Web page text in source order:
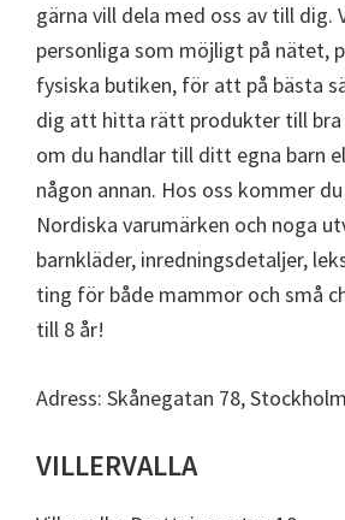
gärna vill dela med oss av till dig.
personliga som möjligt på nätet,
fysiska butiken, för att på bästa
dig att hitta rätt produkter till bra
om du handlar till ditt egna barn
någon annan. Hos oss kommer
Nordiska varumärken och noga
barnkläder, inredningsdetaljer,
ting för både mammor och små
till 8 år!
Adress: Skånegatan 78, Stockholm
VILLERVALLA